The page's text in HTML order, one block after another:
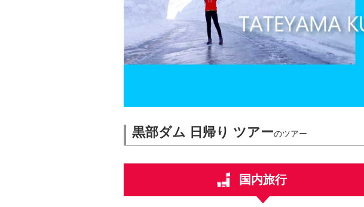
黒部ダム 日帰り ツアーのツアー
国内旅行